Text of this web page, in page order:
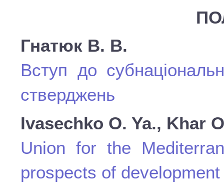
Гнатюк В. В.
Вступ до
стверджень
Ivasechko O. Ya., Khar
Union for the
prospects of development